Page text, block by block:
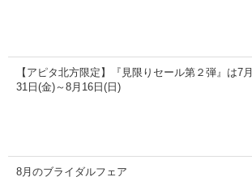
【アピタ北方限定】『見限りセール第２弾』は7月
31日(金)～8月16日(日)
8月のブライダルフェア